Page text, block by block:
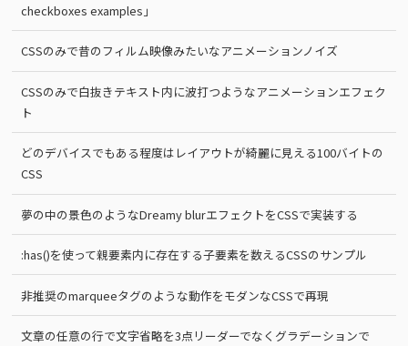
checkboxes examples」
CSSのみで昔のフィルム映像みたいなアニメーションノイズ
CSSのみで白抜きテキスト内に波打つようなアニメーションエフェク
ト
どのデバイスでもある程度はレイアウトが綺麗に見える100バイトの
CSS
夢の中の景色のようなDreamy blurエフェクトをCSSで実装する
:has()を使って親要素内に存在する子要素を数えるCSSのサンプル
非推奨のmarqueeタグのような動作をモダンなCSSで再現
文章の任意の行で文字省略を3点リーダーでなくグラデーションで